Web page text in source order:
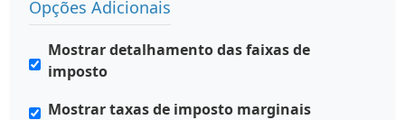
Opções Adicionais
Mostrar detalhamento das faixas de
imposto
Mostrar taxas de imposto marginais